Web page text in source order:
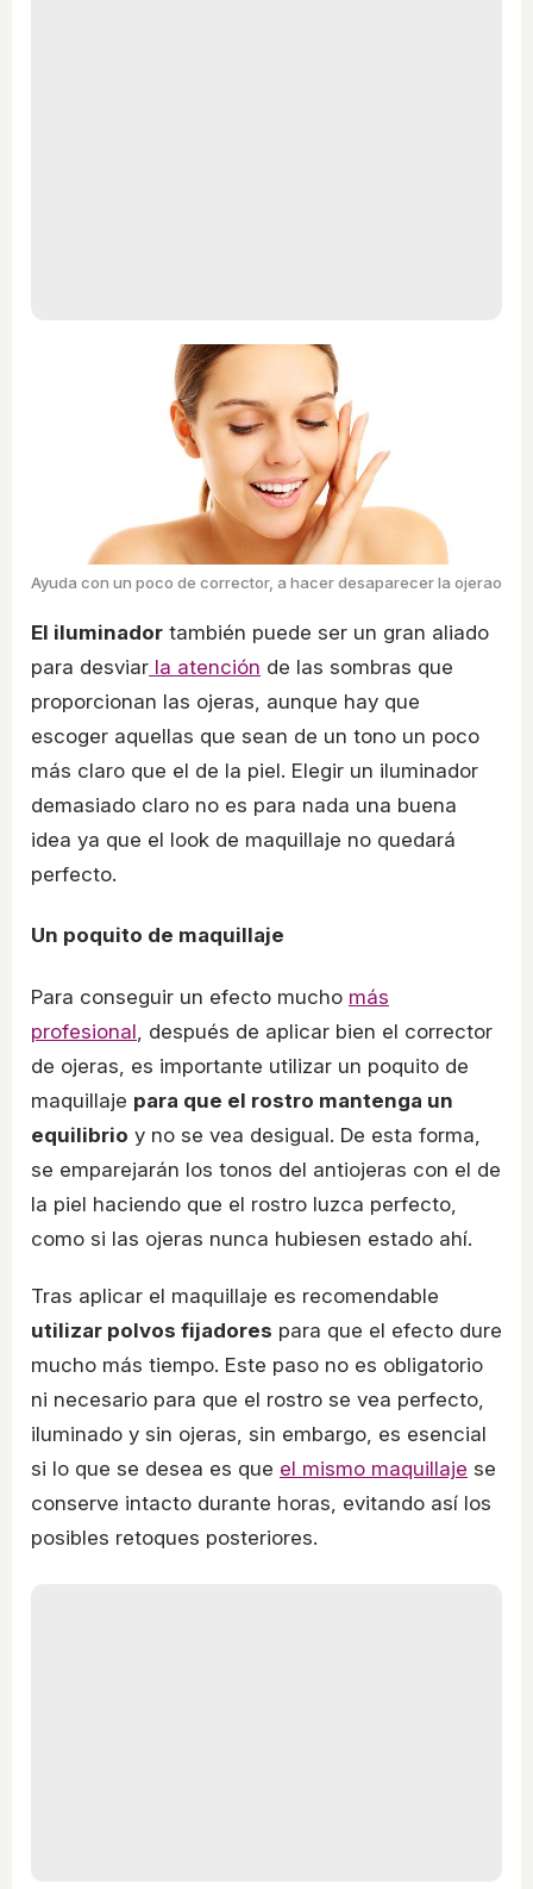
Ayuda con un poco de corrector, a hacer desaparecer la ojerao
El iluminador también puede ser un gran aliado
para desviar la atención de las sombras que
proporcionan las ojeras, aunque hay que
escoger aquellas que sean de un tono un poco
más claro que el de la piel. Elegir un iluminador
demasiado claro no es para nada una buena
idea ya que el look de maquillaje no quedará
perfecto.
Un poquito de maquillaje
Para conseguir un efecto mucho más
profesional , después de aplicar bien el corrector
de ojeras, es importante utilizar un poquito de
maquillaje para que el rostro mantenga un
equilibrio y no se vea desigual. De esta forma,
se emparejarán los tonos del antiojeras con el de
la piel haciendo que el rostro luzca perfecto,
como si las ojeras nunca hubiesen estado ahí.
Tras aplicar el maquillaje es recomendable
utilizar polvos fijadores para que el efecto dure
mucho más tiempo. Este paso no es obligatorio
ni necesario para que el rostro se vea perfecto,
iluminado y sin ojeras, sin embargo, es esencial
si lo que se desea es que el mismo maquillaje se
conserve intacto durante horas, evitando así los
posibles retoques posteriores.